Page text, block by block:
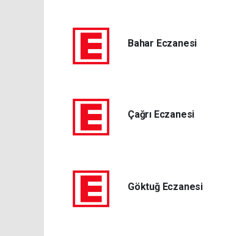
Bahar Eczanesi
Çağrı Eczanesi
Göktuğ Eczanesi